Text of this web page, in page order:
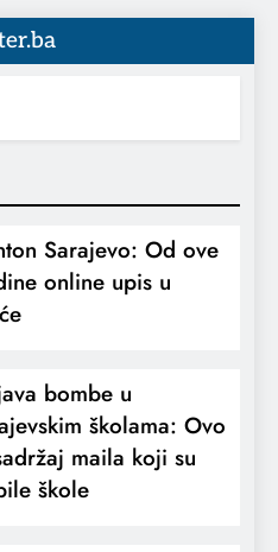
Sarajevo: Od ove
online upis u
bombe u
školama: Ovo
maila koji su
škole